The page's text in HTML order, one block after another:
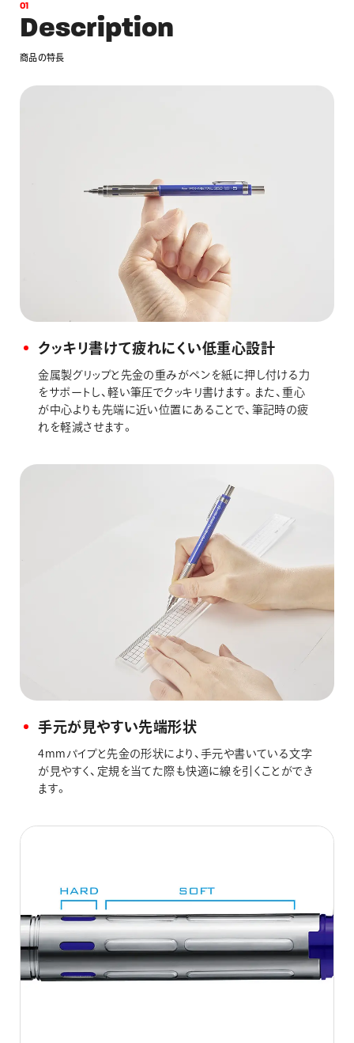
01
Description
商品の特長
クッキリ書けて疲れにくい低重心設計
金属製グリップと先金の重みがペンを紙に押し付ける力
をサポートし、軽い筆圧でクッキリ書けます。また、重心
が中心よりも先端に近い位置にあることで、筆記時の疲
れを軽減させます。
手元が見やすい先端形状
4mmパイプと先金の形状により、手元や書いている文字
が見やすく、定規を当てた際も快適に線を引くことができ
ます。